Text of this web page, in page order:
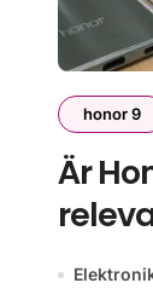
honor 9
Är